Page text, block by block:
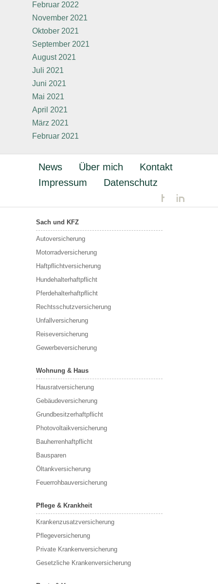
Februar 2022
November 2021
Oktober 2021
September 2021
August 2021
Juli 2021
Juni 2021
Mai 2021
April 2021
März 2021
Februar 2021
News Über mich
Kontakt
Impressum
Datenschutz
Sach und KFZ
Autoversicherung
Motorradversicherung
Haftpflichtversicherung
Hundehalterhaftpflicht
Pferdehalterhaftpflicht
Rechtsschutzversicherung
Unfallversicherung
Reiseversicherung
Gewerbeversicherung
Wohnung & Haus
Hausratversicherung
Gebäudeversicherung
Grundbesitzerhaftpflicht
Photovoltaikversicherung
Bauherrenhaftpflicht
Bausparen
Öltankversicherung
Feuerrohbauversicherung
Pflege & Krankheit
Krankenzusatzversicherung
Pflegeversicherung
Private Krankenversicherung
Gesetzliche Krankenversicherung